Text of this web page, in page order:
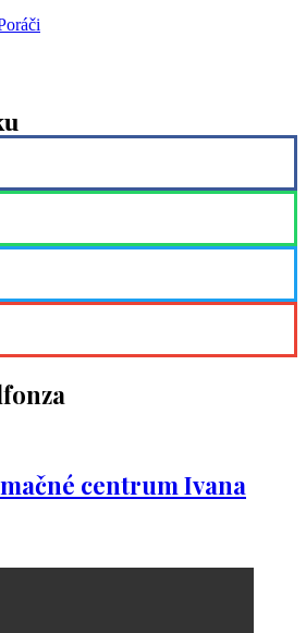
centrum Ivana